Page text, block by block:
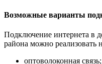
Возможные варианты
Подключение интернета в
района можно реализовать
оптоволоконная связь;